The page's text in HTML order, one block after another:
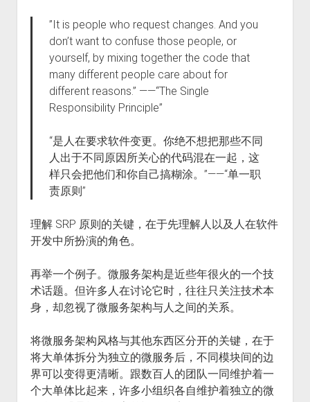
”It is people who request changes. And you
don’t want to confuse those people, or
yourself, by mixing together the code that
many different people care about for
different reasons.” ——“The Single
Responsibility Principle”
“是人在要求软件变更。你绝不想把那些不同
人出于不同原因所关心的代码混在一起，这
样只会把他们和你自己搞糊涂。”——“单一职
责原则”
理解 SRP 原则的关键，在于先理解人以及人在软件
开发中所扮演的角色。
再举一个例子。微服务架构是近些年很火的一个技
术话题。但许多人在讨论它时，往往只关注技术本
身，却忽视了微服务架构与人之间的关系。
将微服务架构风格与其他东西区分开的关键，在于
将大单体拆分为独立的微服务后，不同模块间的边
界可以变得更清晰。跟数百人的团队一同维护着一
个大单体比起来，许多小组织各自维护着独立的微